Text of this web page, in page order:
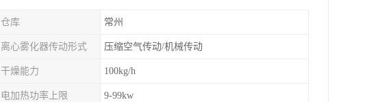
仓库 常州
离心雾化器传动形式 压缩空气传动/机械传动
干燥能力 100kg/h
电加热功率上限 9-99kw